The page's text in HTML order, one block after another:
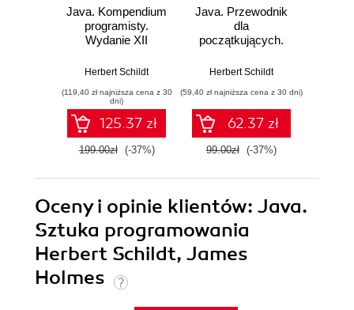
Java. Kompendium
programisty.
Wydanie XII
Herbert Schildt
(119,40 zł najniższa cena z 30
dni)
125.37 zł
199.00zł (-37%)
Java. Przewodnik
dla
początkujących.
Herbert Schildt
(59,40 zł najniższa cena z 30 dni)
62.37 zł
99.00zł (-37%)
Oceny i opinie klientów: Java.
Sztuka programowania
Herbert Schildt, James
Holmes